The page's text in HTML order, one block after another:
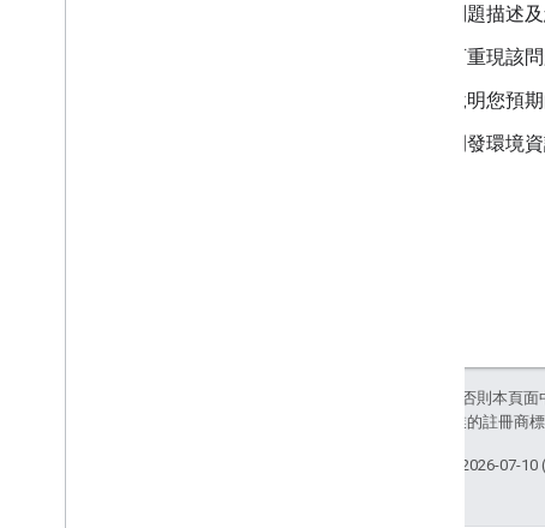
問題描述
可重現該
說明您預
開發環境
除非另有註明，否則本頁
和/或其關聯企業的註冊商標
上次更新時間：2026-07-10